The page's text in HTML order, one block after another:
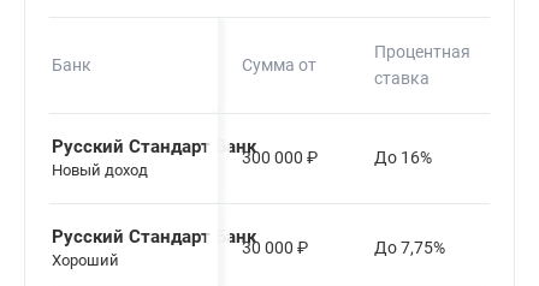
Банк Сумма от
Процентная
ставка
Русский Стандарт Банк
Новый доход
300 000 ₽ До 16%
Русский Стандарт Банк
Хороший
30 000 ₽ До 7,75%